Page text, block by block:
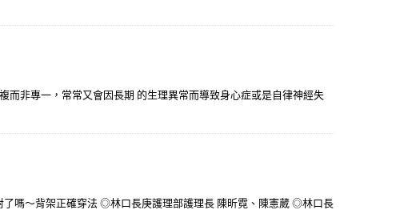
而非專一，常常又會因長期 的生理異常而導致身心症或是自律神經失
嗎～背架正確穿法 ◎林口長庚護理部護理長 陳昕霓、陳憲葳 ◎林口長